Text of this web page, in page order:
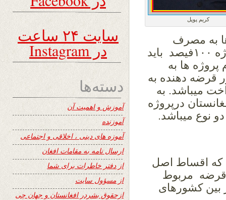
کریم پوپل
به مصرف
میرسد، و کشور قرضه دهنده در مورد پروژه ۱۰۰فیصد باید
ها به
دهنده به
میباشد. به
درپروژه
نوع میباشد.
که اقساط اصل
قرضه مربوط
بین کشورهای
سایت ۲۴ ساعت
در Instagram
دسته‌ها
آموزش و اهمیت آن
آموزنده
آموزه های دینی ، اخلاقی و اجتماعی
ارسال نامه به مقامات افغان
از دفتر خاطرات برای شما
از مسؤول سایت
ازحقوق بشردر افغانستان و جهان چی